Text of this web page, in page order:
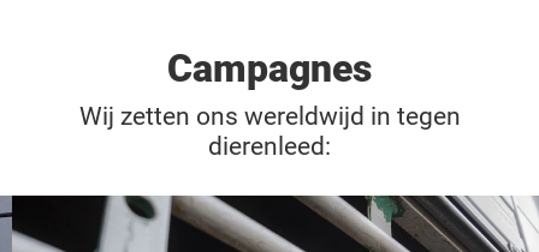
Campagnes
Wij zetten ons wereldwijd in tegen
dierenleed: